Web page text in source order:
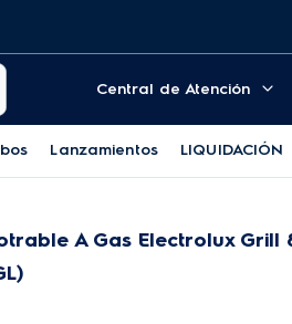
Central de Atención
Lanzamientos LIQUIDACIÓN
A Gas Electrolux Grill